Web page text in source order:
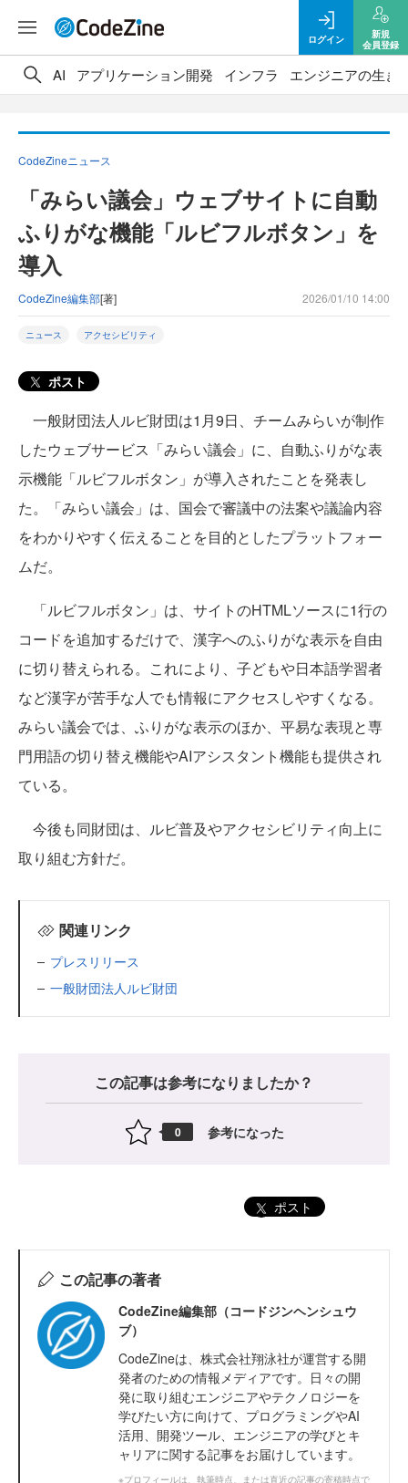
ログイン
新規
会員登録
AI アプリケーション開発 インフラ エンジニアの生き
CodeZineニュース
「みらい議会」ウェブサイトに自動
ふりがな機能「ルビフルボタン」を
導入
CodeZine編集部[著] 2026/01/10 14:00
ニュース アクセシビリティ
ポスト
一般財団法人ルビ財団は1月9日、チームみらいが制作
したウェブサービス「みらい議会」に、自動ふりがな表
示機能「ルビフルボタン」が導入されたことを発表し
た。「みらい議会」は、国会で審議中の法案や議論内容
をわかりやすく伝えることを目的としたプラットフォー
ムだ。
「ルビフルボタン」は、サイトのHTMLソースに1行の
コードを追加するだけで、漢字へのふりがな表示を自由
に切り替えられる。これにより、子どもや日本語学習者
など漢字が苦手な人でも情報にアクセスしやすくなる。
みらい議会では、ふりがな表示のほか、平易な表現と専
門用語の切り替え機能やAIアシスタント機能も提供され
ている。
今後も同財団は、ルビ普及やアクセシビリティ向上に
取り組む方針だ。
関連リンク
プレスリリース
一般財団法人ルビ財団
この記事は参考になりましたか？
0 参考になった
ポスト
この記事の著者
CodeZine編集部（コードジンヘンシュウ
ブ）
CodeZineは、株式会社翔泳社が運営する開
発者のための情報メディアです。日々の開
発に取り組むエンジニアやテクノロジーを
学びたい方に向けて、プログラミングやAI
活用、開発ツール、エンジニアの学びとキ
ャリアに関する記事をお届けしています。
※プロフィールは、執筆時点、または直近の記事の寄稿時点で